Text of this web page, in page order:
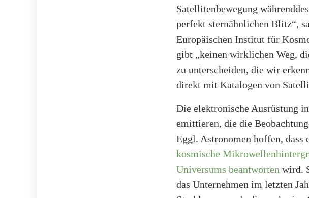
Satellitenbewegung
perfekt sternähnlichen Blitz“,
Europäischen Institut für
gibt „keinen wirklichen Weg,
zu unterscheiden, die wir
direkt mit Katalogen von
Die elektronische Ausrüstung
emittieren, die die
Eggl. Astronomen hoffen, dass
kosmische
Universums beantworten wird.
das Unternehmen im letzten